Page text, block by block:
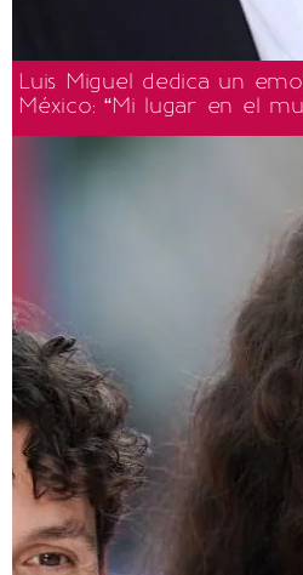
Luis Miguel dedica un
México: “Mi lugar en el